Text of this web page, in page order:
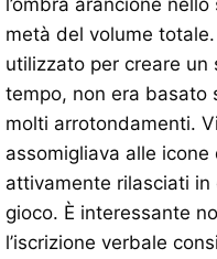
metà del volume
utilizzato per creare un
tempo, non era basato
molti arrotondamenti.
assomigliava alle
attivamente rilasciati
gioco. È interessante
l’iscrizione verbale